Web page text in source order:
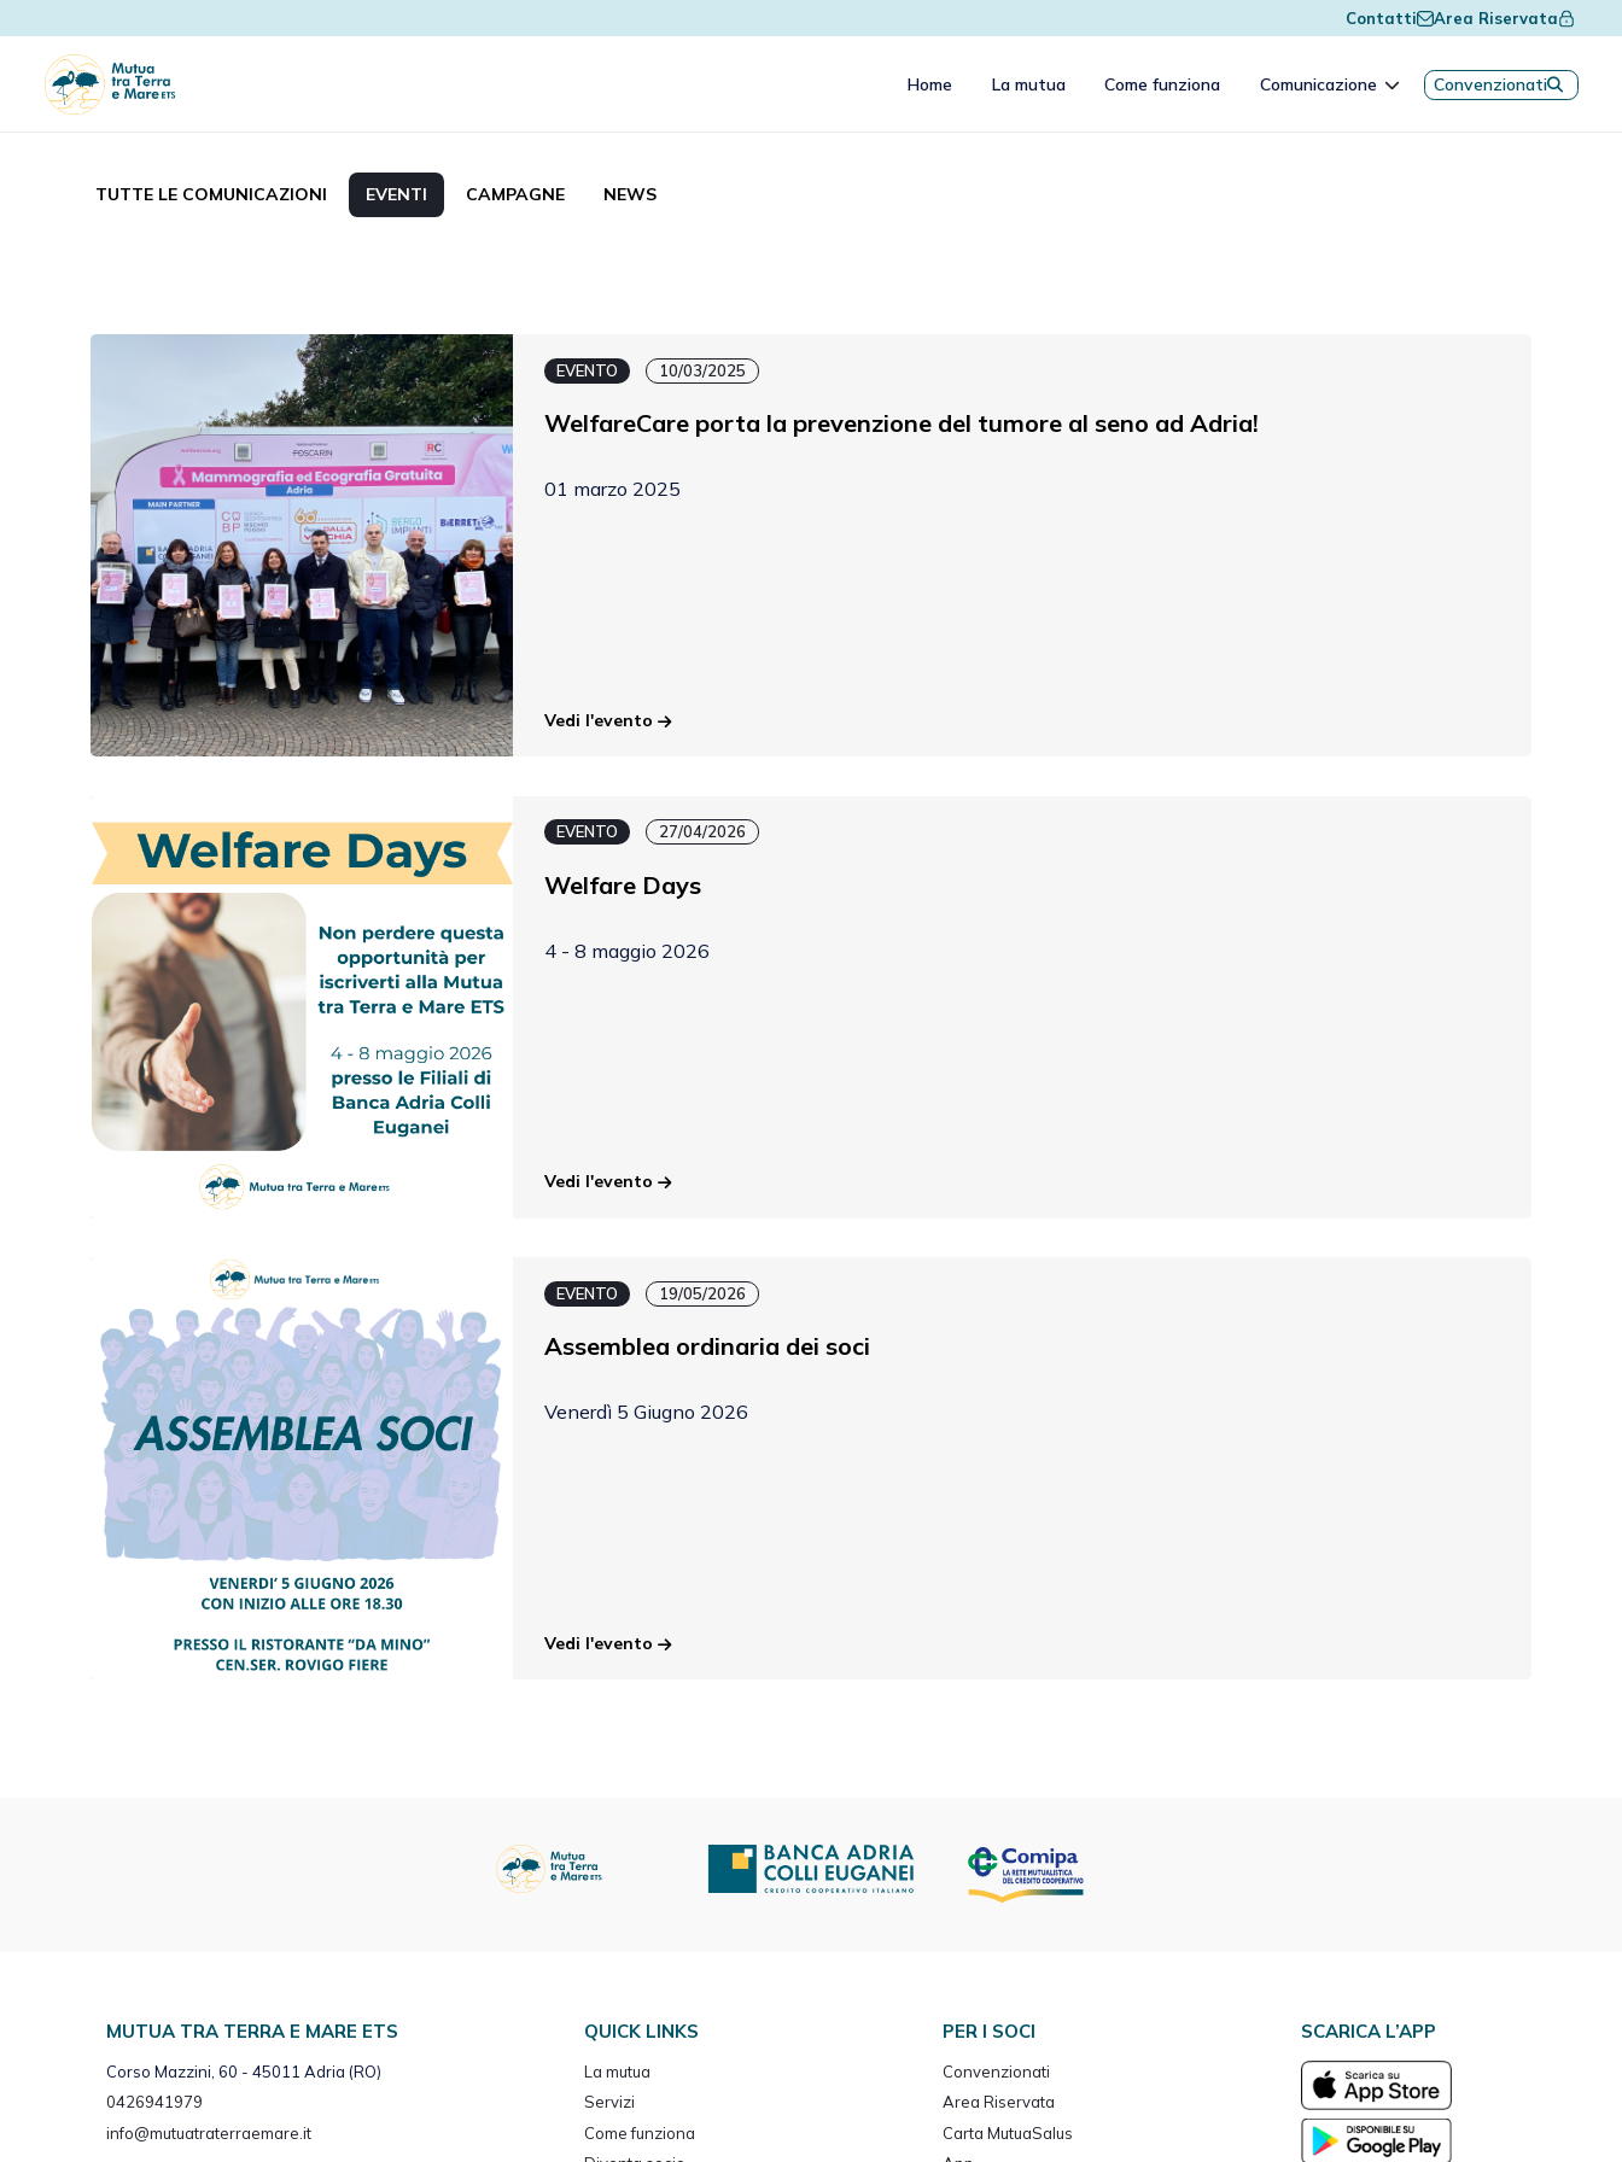
Contatti Area Riservata
Home La mutua Come funziona Comunicazione Convenzionati
TUTTE LE COMUNICAZIONI EVENTI CAMPAGNE NEWS
EVENTO 10/03/2025
WelfareCare porta la prevenzione del tumore al seno ad Adria!
01 marzo 2025
Vedi l'evento
EVENTO 27/04/2026
Welfare Days
4 - 8 maggio 2026
Vedi l'evento
EVENTO 19/05/2026
Assemblea ordinaria dei soci
Venerdì 5 Giugno 2026
Vedi l'evento
MUTUA TRA TERRA E MARE ETS
Corso Mazzini, 60 - 45011 Adria (RO)
0426941979
info@mutuatraterraemare.it
QUICK LINKS
La mutua
Servizi
Come funziona
PER I SOCI
Convenzionati
Area Riservata
Carta MutuaSalus
SCARICA L’APP